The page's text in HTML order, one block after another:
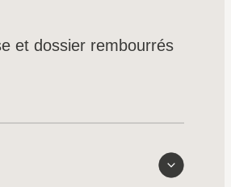
et dossier rembourrés